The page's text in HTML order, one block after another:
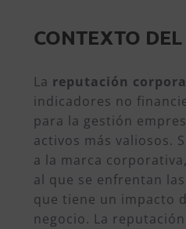
CONTEXTO
La reputación
indicadores no
para la gestión
activos más valiosos.
a la marca
al que se enfrentan
que tiene un impacto
negocio. La